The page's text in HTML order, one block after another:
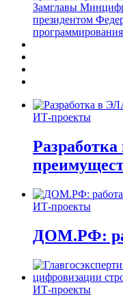
Замглавы
президентом
программирования
ИТ-проекты
ИТ-проекты
ДОМ.РФ:
ИТ-проекты